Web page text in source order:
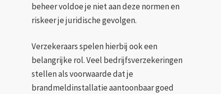
beheer voldoe je niet aan deze normen en
riskeer je juridische gevolgen.
Verzekeraars spelen hierbij ook een
belangrijke rol. Veel bedrijfsverzekeringen
stellen als voorwaarde dat je
brandmeldinstallatie aantoonbaar goed